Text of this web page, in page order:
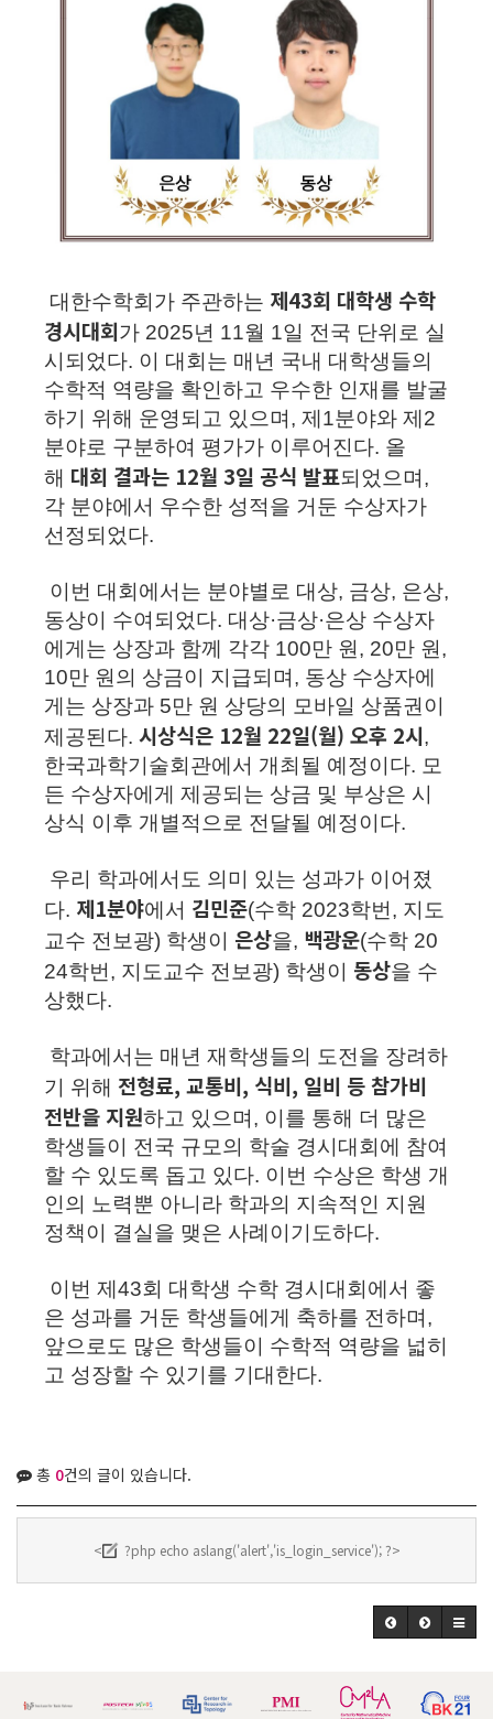
대한수학회가 주관하는 제43회 대학생 수학
경시대회가 2025년 11월 1일 전국 단위로 실
시되었다. 이 대회는 매년 국내 대학생들의
수학적 역량을 확인하고 우수한 인재를 발굴
하기 위해 운영되고 있으며, 제1분야와 제2
분야로 구분하여 평가가 이루어진다. 올
해 대회 결과는 12월 3일 공식 발표되었으며,
각 분야에서 우수한 성적을 거둔 수상자가
선정되었다.
이번 대회에서는 분야별로 대상, 금상, 은상,
동상이 수여되었다. 대상·금상·은상 수상자
에게는 상장과 함께 각각 100만 원, 20만 원,
10만 원의 상금이 지급되며, 동상 수상자에
게는 상장과 5만 원 상당의 모바일 상품권이
제공된다. 시상식은 12월 22일(월) 오후 2시,
한국과학기술회관에서 개최될 예정이다. 모
든 수상자에게 제공되는 상금 및 부상은 시
상식 이후 개별적으로 전달될 예정이다.
우리 학과에서도 의미 있는 성과가 이어졌
다. 제1분야에서 김민준(수학 2023학번, 지도
교수 전보광) 학생이 은상을, 백광운(수학 20
24학번, 지도교수 전보광) 학생이 동상을 수
상했다.
학과에서는 매년 재학생들의 도전을 장려하
기 위해 전형료, 교통비, 식비, 일비 등 참가비
전반을 지원하고 있으며, 이를 통해 더 많은
학생들이 전국 규모의 학술 경시대회에 참여
할 수 있도록 돕고 있다. 이번 수상은 학생 개
인의 노력뿐 아니라 학과의 지속적인 지원
정책이 결실을 맺은 사례이기도하다.
이번 제43회 대학생 수학 경시대회에서 좋
은 성과를 거둔 학생들에게 축하를 전하며,
앞으로도 많은 학생들이 수학적 역량을 넓히
고 성장할 수 있기를 기대한다.
총 0건의 글이 있습니다.
< ?php echo aslang('alert','is_login_service'); ?>